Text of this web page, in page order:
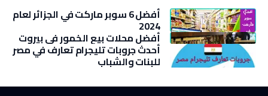
أفضل 6 سوبر ماركت في الجزائر لعام
2024
أفضل محلات بيع الخمور في بيروت
أحدث جروبات تليجرام تعارف في مصر
للبنات والشباب